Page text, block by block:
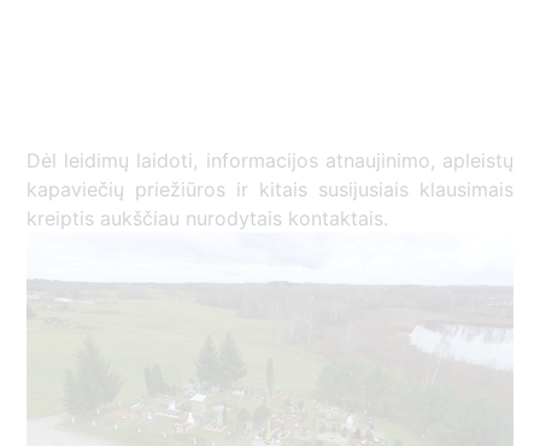
Dėl leidimų laidoti, informacijos atnaujinimo, apleistų
kapaviečių priežiūros ir kitais susijusiais klausimais
kreiptis aukščiau nurodytais kontaktais.